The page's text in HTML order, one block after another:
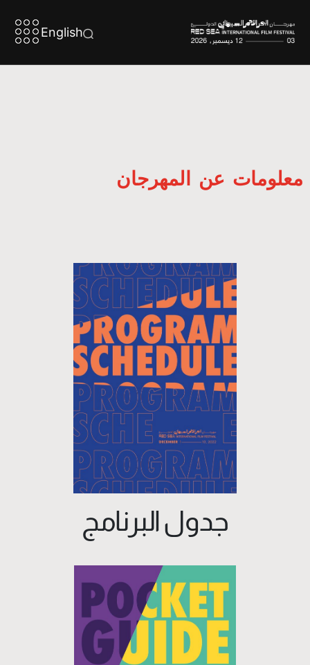
English
معلومات عن المهرجان
جدول البرنامج